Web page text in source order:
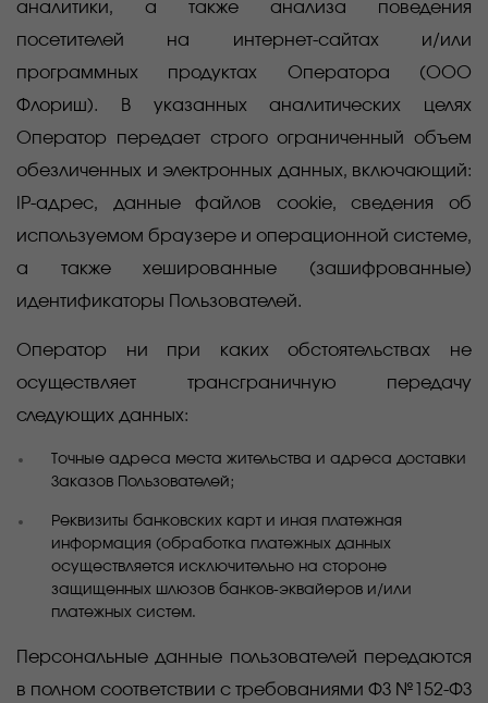
аналитики, а также анализа поведения
посетителей на интернет-сайтах и/или
программных продуктах Оператора (ООО
Флориш). В указанных аналитических целях
Оператор передает строго ограниченный объем
обезличенных и электронных данных, включающий:
IP-адрес, данные файлов cookie, сведения об
используемом браузере и операционной системе,
а также хешированные (зашифрованные)
идентификаторы Пользователей.
Оператор ни при каких обстоятельствах не
осуществляет трансграничную передачу
следующих данных:
Точные адреса места жительства и адреса доставки
Заказов Пользователей;
Реквизиты банковских карт и иная платежная
информация (обработка платежных данных
осуществляется исключительно на стороне
защищенных шлюзов банков-эквайеров и/или
платежных систем.
Персональные данные пользователей передаются
в полном соответствии с требованиями ФЗ №152-ФЗ